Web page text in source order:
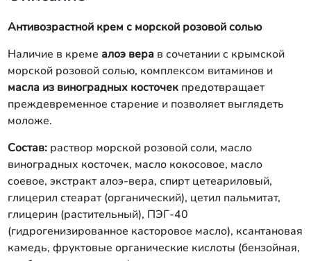
Антивозрастной крем с морской розовой солью
Наличие в креме алоэ верав сочетании с крымской
морской розовой солью, комплексом витаминов и
масла из виноградных косточекпредотвращает
преждевременное старение и позволяет выглядеть
моложе.
Состав: раствор морской розовой соли, масло
виноградных косточек, масло кокосовое, масло
соевое, экстракт алоэ-вера, спирт цетеариловый,
глицерил стеарат (органический), цетил пальмитат,
глицерин (растительный), ПЭГ-40
(гидрогенизированное касторовое масло), ксантановая
камедь, фруктовые органические кислоты (бензойная,